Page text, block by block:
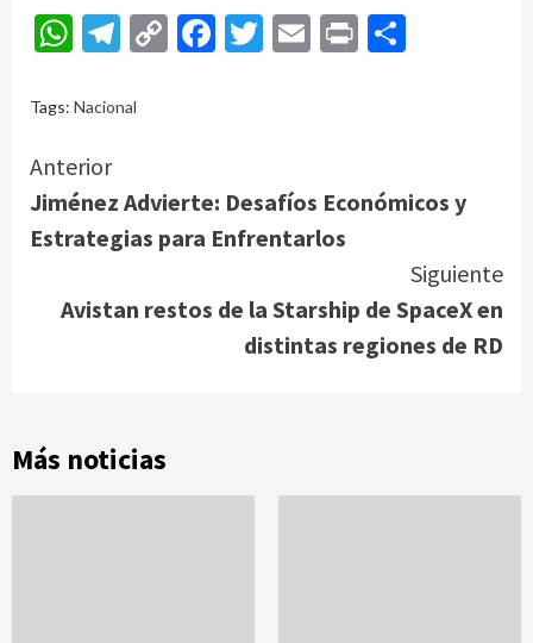
WhatsApp
Telegram
CopyFacebook
Twitter
Email
Print
Tags: Nacional
Continue
Reading
Anterior
Jiménez Advierte: Desafíos Económicos y
Estrategias para Enfrentarlos
Siguiente
Avistan restos de la Starship de SpaceX en
distintas regiones de RD
Más noticias